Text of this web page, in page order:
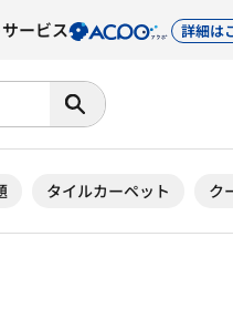
ービス 詳細は
タイルカーペット ク